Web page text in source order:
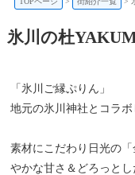
氷川の杜
埼玉県さいたま市北区東
「氷川ご縁ぷりん」
地元の氷川神社とコラボ
素材にこだわり日光の
やかな甘さ＆どろっと